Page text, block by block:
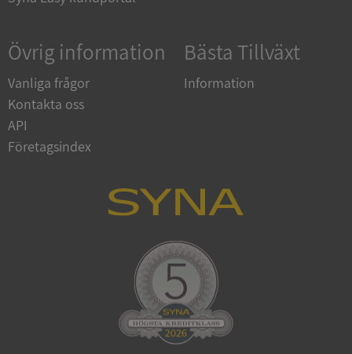
Övrig information
Vanliga frågor
Kontakta oss
API
Företagsindex
Bästa Tillväxt
Information
www.google.com